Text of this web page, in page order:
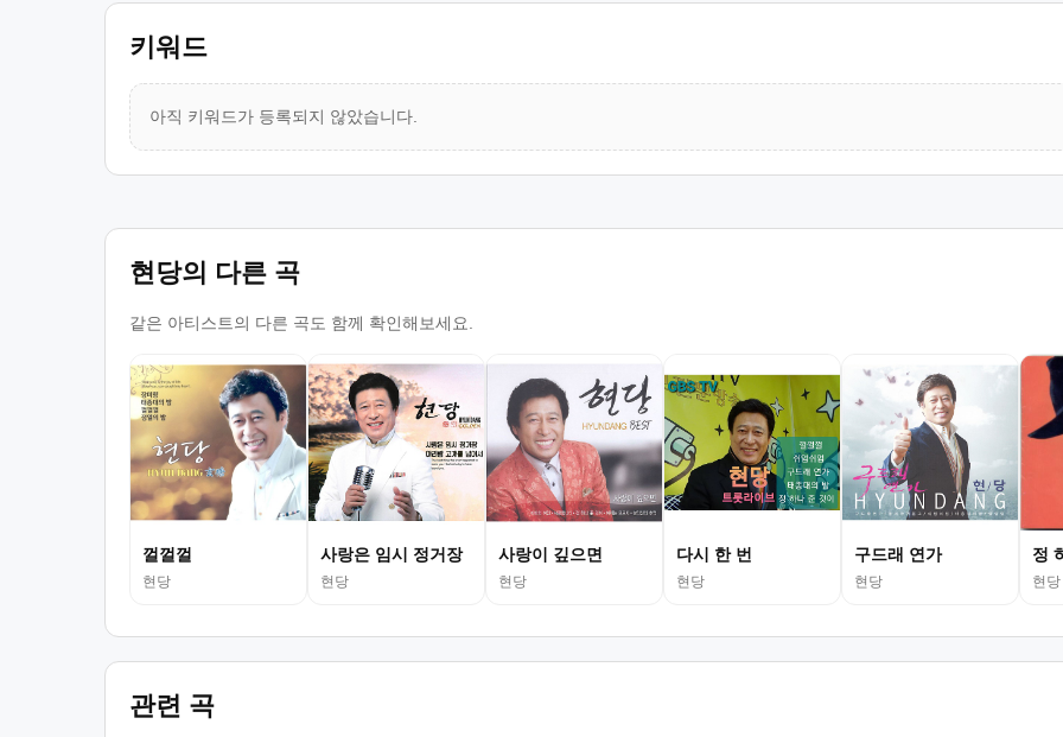
키워드
아직 키워드가 등록되지 않았습니다.
현당의 다른 곡
같은 아티스트의 다른 곡도 함께 확인해보세요.
껄껄껄
현당
사랑은 임시 정거장
현당
사랑이 깊으면
현당
다시 한 번
현당
구드래 연가
현당
정
현당
관련 곡